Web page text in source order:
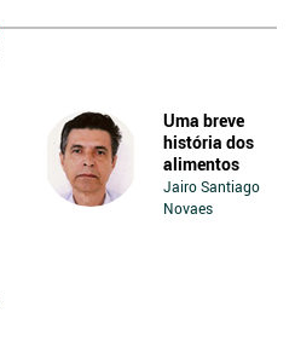
Uma breve
história dos
alimentos
Jairo Santiago
Novaes